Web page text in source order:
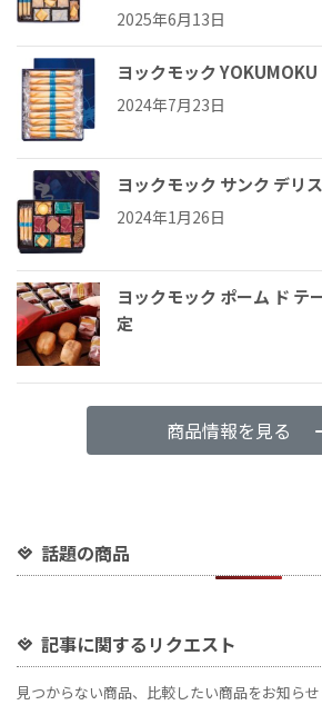
2025年6月13日
ヨックモック
2024年7月23日
ヨックモック サンク デリ
2024年1月26日
ヨックモック ポーム ド テ
定
商品情報を見る
話題の商品
記事に関するリクエスト
見つからない商品、比較したい商品をお知ら